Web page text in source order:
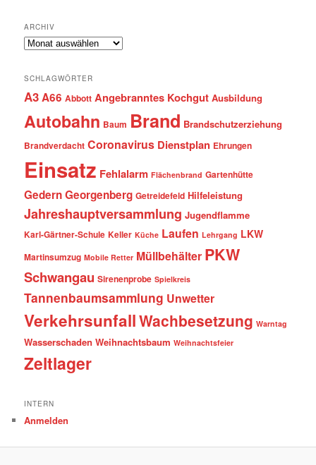
ARCHIV
Archiv
SCHLAGWÖRTER
A3A66 Abbott Angebranntes Kochgut Ausbildung
Autobahn Baum Brand Brandschutzerziehung
Brandverdacht Coronavirus Dienstplan Ehrungen
Einsatz Fehlalarm Flächenbrand Gartenhütte
GedernGeorgenberg Getreidefeld Hilfeleistung
Jahreshauptversammlung Jugendflamme
Karl-Gärtner-Schule Keller Küche Laufen Lehrgang LKW
Martinsumzug Mobile Retter Müllbehälter PKW
Schwangau Sirenenprobe Spielkreis
Tannenbaumsammlung Unwetter
VerkehrsunfallWachbesetzung Warntag
Wasserschaden Weihnachtsbaum Weihnachtsfeier
Zeltlager
INTERN
Anmelden